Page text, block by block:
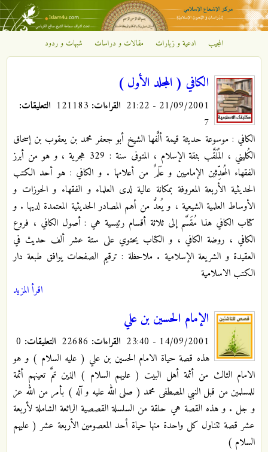
تجاوز إلى المحتوى الرئيسي
مركز
الإشعاع
الإسلامي
المجيب ادعية و زيارات مقالات و دراسات شبهات و ردود
الكافي ( المجلد الأول )
21/09/2001 - 21:22 القراءات:
التعليقات:
7
الكافي : موسوعة حديثة قيمة ألَّفها الشيخ أبو جعفر محمد بن يعقوب بن إسحاق
الكُليني ، المُلَقَّب بثقة الإسلام ، المتوفى سنة : 329 هجرية ، و هو من أبرز
الفقهاء المُحدِّثين الإماميين و عَلَمٌ من أعلامها . و الكافي : هو أحد الكتب
الحديثية الأربعة المعروفة بمكانة عالية لدى العلماء و الفقهاء و الحوزات و
الأوساط العلمية الشيعية ، و يُعدُّ من أهم المصادر الحديثية المعتمدة لديها . و
كتاب الكافي هذا مُقَسَّم إلى ثلاثة أقسام رئيسية هي : أصول الكافي ، فروع
الكافي ، روضة الكافي ، و الكتاب يحتوي على ستة عشر ألف حديث في
العقيدة و الشريعة الإسلامية . ملاحظة : ترقيم الصفحات يوافق طبعة دار
الكتب الاسلامية
اقرأ المزيد
الإمام الحسين بن علي
14/09/2001 - 23:40 القراءات: التعليقات:
هذه قصة حياة الامام الحسين بن علي ( عليه السلام ) و هو
الامام الثالث من أئمة أهل البيت ( عليهم السلام ) الذين تمَّ تعينهم أئمة
للمسلمين من قبل النبي المصطفى محمد ( صلى الله عليه و آله ) بأمر من الله عز
و جل . و هذه القصة هي حلقة من السلسلة القصصية الرائعة الشاملة لأربعة
عشر قصة تتناول كل واحدة منها حياة أحد المعصومين الأربعة عشر ( عليهم
السلام )